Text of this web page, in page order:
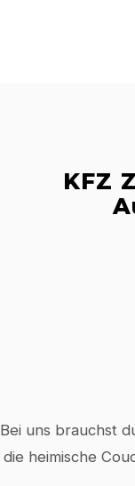
KFZ
Bei uns brauchst
die heimische